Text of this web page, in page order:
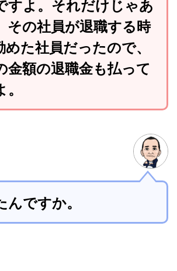
すよ。それだけじゃあ
その社員が退職する時
た社員だったので、
金額の退職金も払って
ですか。